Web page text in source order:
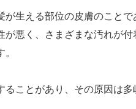
が生える部位の皮膚のことで
が悪く、さまざまな汚れが
ことがあり、その原因は多